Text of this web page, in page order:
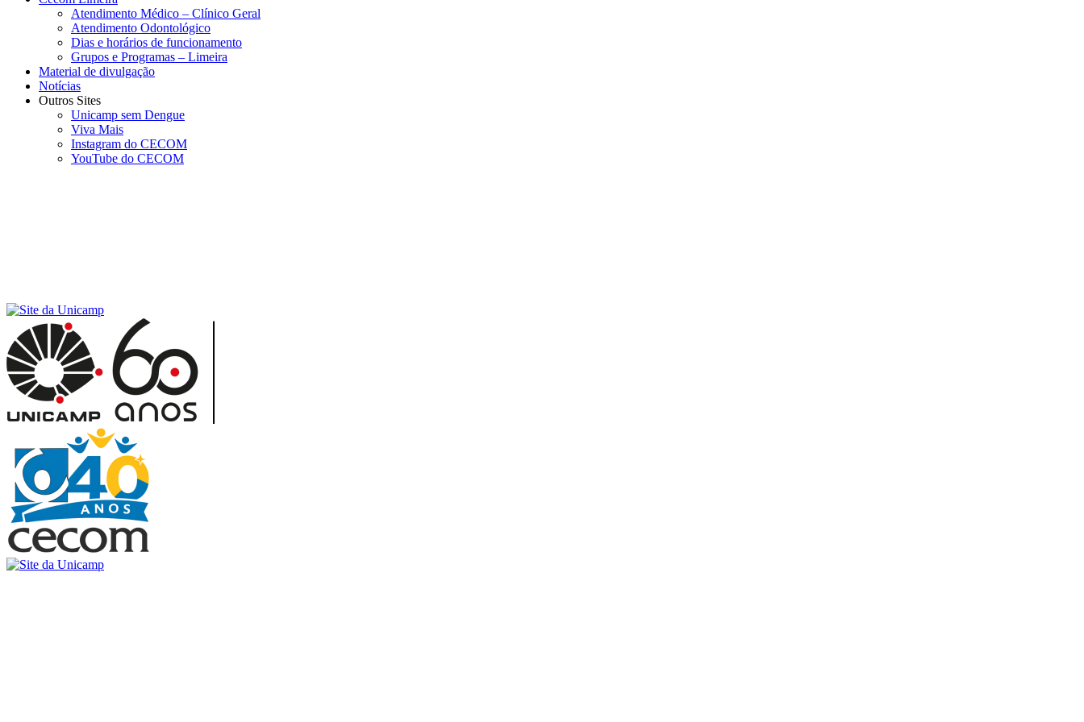
Atendimento Médico – Clínico Geral
Atendimento Odontológico
Dias e horários de funcionamento
Grupos e Programas – Limeira
Material de divulgação
Notícias
Outros Sites
Unicamp sem Dengue
Viva Mais
Instagram do CECOM
YouTube do CECOM